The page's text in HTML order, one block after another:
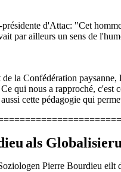
présidente d'Attac: "Cet
par ailleurs un sens de
de la Confédération
qui nous a rapproché,
cette pédagogie qui
als
Pierre Bourdieu